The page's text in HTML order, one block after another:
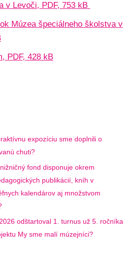
v Levoči, PDF, 753 kB
Múzea špeciálneho školstva v
PDF, 428 kB
expozíciu sme doplnili o
chuti?
fond disponuje okrem
publikácií, kníh v
kalendárov aj množstvom
odštartoval 1. turnus už 5. ročníka
My sme malí múzejníci?